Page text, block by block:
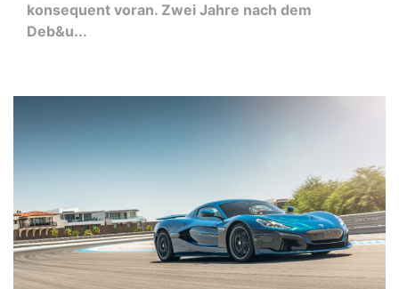
konsequent voran. Zwei Jahre nach dem
Deb&u...